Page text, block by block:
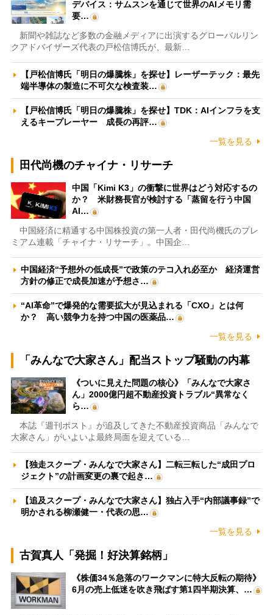
デバイス：サムスンを通じて世界のAIメモリ需
要…
新聞や雑誌など多数の金融メディアに出演するグローバルリン
クアドバイザーズ代表の戸松信博氏が、最新…
【戸松信博氏「明日の爆騰株」を探せ】レーザーテック：最先
端半導体の製造に不可欠な検査装…
【戸松信博氏「明日の爆騰株」を探せ】TDK：AIインフラを支
えるキープレーヤー 成長の再評…
一覧を見る
田代尚機のチャイナ・リサーチ
中国「Kimi K3」の衝撃に世界はどう対応するの
か？ 米財務長官が検討する「蒸留を行う中国
AI…
中国経済に精通する中国株投資の第一人者・田代尚機氏のプレ
ミアム連載「チャイナ・リサーチ」。中国企…
中国経済“予想外の低成長”で政策のテコ入れ必至か 経済運営
方針の修正で成長加速が予想さ…
“AI革命”で爆発的な需要拡大が見込まれる「CXO」とは何
か？ 高い競争力を持つ中国の医薬品…
一覧を見る
「みんなで大家さん」配当ストップ騒動の内幕
《ついに見えた問題の核心》「みんなで大家さ
ん」2000億円超不動産投資トラブル“異常なく
ら…
本誌『週刊ポスト』が追及してきた不動産投資商品「みんなで
大家さん」がいよいよ最終局面を迎えている…
【独走スクープ・みんなで大家さん】二転三転した“成田プロ
ジェクト”の計画変更の裏で起き…
【追及スクープ・みんなで大家さん】独占入手“内部議事録”で
明かされる柳瀬健一・代表の思…
一覧を見る
古賀真人「発掘！好決算銘柄」
《株価34％急落のワークマンに特大反転の期待》
6月の売上低迷を吹き飛ばす第1四半期決算、…